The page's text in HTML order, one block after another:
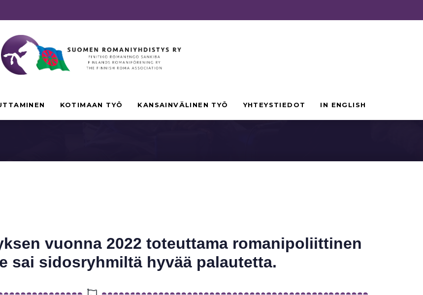
KOTIMAAN TYÖ KANSAINVÄLINEN TYÖ YHTEYSTIEDOT IN ENGLISH
vuonna 2022 toteuttama romanipoliittinen
sai sidosryhmiltä hyvää palautetta.